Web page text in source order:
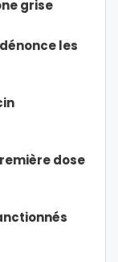
grise
les
dose